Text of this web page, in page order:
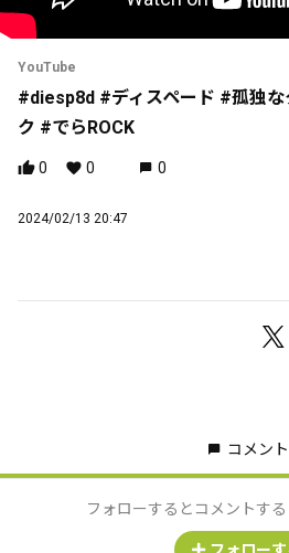
YouTube
#diesp8d #ディスペード #孤独
ク #でらROCK
0 0 0
2024/02/13 20:47
コメント
フォローするとコメントする